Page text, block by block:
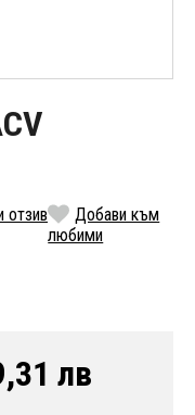
отзив
Добави към
любими
лв